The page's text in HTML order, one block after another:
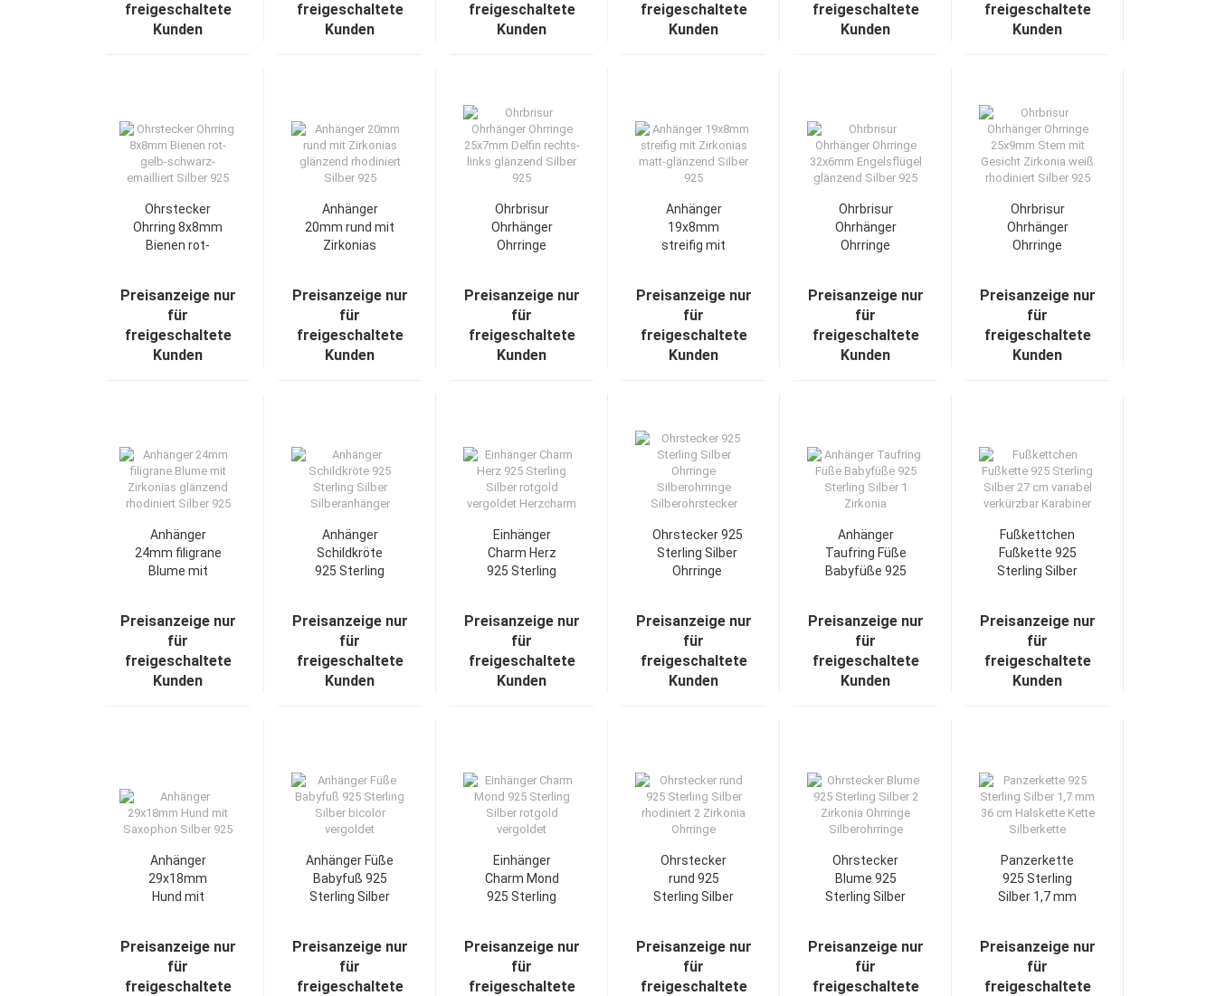
freigeschaltete
Kunden
freigeschaltete
Kunden
freigeschaltete
Kunden
freigeschaltete
Kunden
freigeschaltete
Kunden
freigeschaltete
Kunden
Ohrstecker
Ohrring 8x8mm
Bienen rot-
925
Preisanzeige nur
für
freigeschaltete
Kunden
Anhänger
20mm rund mit
Zirkonias
Silber 925
Preisanzeige nur
für
freigeschaltete
Kunden
Ohrbrisur
Ohrhänger
Ohrringe
glänzend Silber
925
Preisanzeige nur
für
freigeschaltete
Kunden
Anhänger
19x8mm
streifig mit
Silber 925
Preisanzeige nur
für
freigeschaltete
Kunden
Ohrbrisur
Ohrhänger
Ohrringe
glänzend Silber
925
Preisanzeige nur
für
freigeschaltete
Kunden
Ohrbrisur
Ohrhänger
Ohrringe
Zirkonia weiß
rhodiniert
Silber 925
Preisanzeige nur
für
freigeschaltete
Kunden
Anhänger
24mm filigrane
Blume mit
rhodiniert
Silber 925
Preisanzeige nur
für
freigeschaltete
Kunden
Anhänger
Schildkröte
925 Sterling
Preisanzeige nur
für
freigeschaltete
Kunden
Einhänger
Charm Herz
925 Sterling
Herzcharm
Preisanzeige nur
für
freigeschaltete
Kunden
Ohrstecker 925
Sterling Silber
Ohrringe
Preisanzeige nur
für
freigeschaltete
Kunden
Anhänger
Taufring Füße
Babyfüße 925
Preisanzeige nur
für
freigeschaltete
Kunden
Fußkettchen
Fußkette 925
Sterling Silber
Karabiner
Preisanzeige nur
für
freigeschaltete
Kunden
Anhänger
29x18mm
Hund mit
Preisanzeige nur
für
freigeschaltete
Anhänger Füße
Babyfuß 925
Sterling Silber
Preisanzeige nur
für
freigeschaltete
Einhänger
Charm Mond
925 Sterling
Preisanzeige nur
für
freigeschaltete
Ohrstecker
rund 925
Sterling Silber
Ohrringe
Preisanzeige nur
für
freigeschaltete
Ohrstecker
Blume 925
Sterling Silber
Silberohrringe
Preisanzeige nur
für
freigeschaltete
Panzerkette
925 Sterling
Silber 1,7 mm
Kette
Silberkette
Preisanzeige nur
für
freigeschaltete